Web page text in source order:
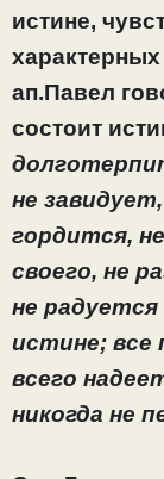
истине,
ап.Павел
состоит
не
гордится,
своего, не
не радуется
истине; все
всего
никогда не